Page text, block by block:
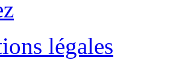
légales